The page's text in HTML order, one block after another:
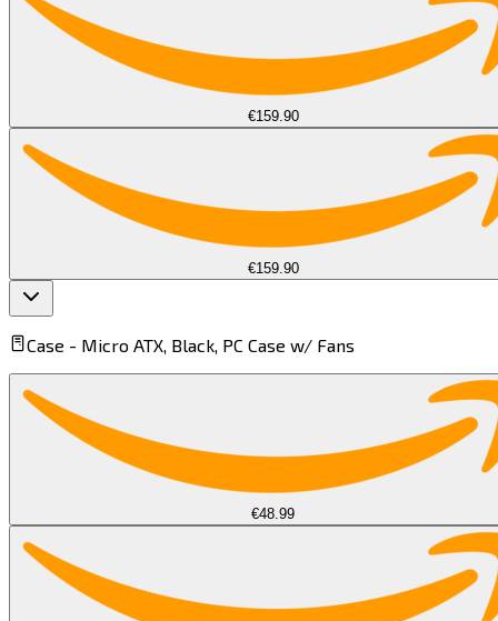
€159.90
€159.90
Case - Micro ATX, Black, PC Case w/ Fans​​​​‌ ‍ ​‍​‍‌‍ ‌ ​‍‌‍‍‌‌‍‌ ‌‍‍‌‌‍ ‍​‍​‍​ ‍‍​‍​‍‌ ​ ‌‍​‌‌‍ ‍‌‍‍‌‌ ‌​‌ ‍‌​‍ ‍‌‍‍‌‌‍ ​‍​‍​‍ ​​‍​‍‌‍‍​‌ ​‍‌‍‌‌‌‍‌‍​‍​‍​ ‍‍​‍​‍​‍ ‌‍​‌‌‍‌​‌‍ ‌‌‍‍‌‌‍ ‍​‍ ‌‍‍‌‌‍ ‍‌ ‌​‌‍‌‌‌‍ ‍‌ ‌​​‍ ‌‍‌‌‌‍‌​‌‍‍‌‌ ‌​​‍ ‌‍ ‌‌‍ ‌‍‌​‌‍‌‌​ ‌‌ ​​‌ ​‍‌‍‌‌‌ ​ ‌‍‌‌‌‍ ‍‌ ‌​‌‍​‌‌ ‌​‌‍‍‌‌‍ ‌‍ ‍​ ‍ ‌‍‍‌‌‍‌​​ ‌​ ‌​​ ​‍​ ​​​ ‍‌‌‍‌‍‌‍‌‍‌‍‌‌​ ​‍​‍ ‌​ ‌​‌‍​ ‌‍‌‍​ ‌‌​‍ ‌​ ‌​‌‍​ ​ ‍​‌‍‌‌​‍ ‌​ ‍‌​ ‌‍​ ‍‌​ ​ ​‍ ‌​ ‍‌​ ‍‌​ ‍​​ ‍​‌‍‌​‌‍​ ‌‍‌‍‌‍​ ​ ​​‌‍‌​​ ​‌​ ‌‍​ ‍ ‌ ‌​‌ ‍‌‌ ​​‌‍‌‌​ ‌‌ ​​‌‍​ ‌‍​ ‌‍​‌‌ ​ ‌‍‌‌​ ‍ ‌ ​​‌‍​‌‌ ‌​‌‍‍​​ ‌‌‍ ‍‌‍​‌‌‍ ‌‌‍‌‌​ ‌‍​‍‌‍​‌‌ ​ ‌‍‌‌‌‌‌‌‌ ​‍‌‍ ​​ ‌​‍‌‌​ ​‍‌​‌‍‌‍​‌‌‍‌​‌‍ ‌‌‍‍‌‌‍ ‍​‍‌‍‌‍‍‌‌‍‌​​ ‌​ ‌​​ ​‍​ ​​​ ‍‌‌‍‌‍‌‍‌‍‌‍‌‌​ ​‍​‍ ‌​ ‌​‌‍​ ‌‍‌‍​ ‌‌​‍ ‌​ ‌​‌‍​ ​ ‍​‌‍‌‌​‍ ‌​ ‍‌​ ‌‍​ ‍‌​ ​ ​‍ ‌​ ‍‌​ ‍‌​ ‍​​ ‍​‌‍‌​‌‍​ ‌‍‌‍‌‍​ ​ ​​‌‍‌​​ ​‌​ ‌‍​‍‌‍‌ ‌​‌ ‍‌‌ ​​‌‍‌‌​ ‌‌ ​​‌‍​ ‌‍​ ‌‍​‌‌ ​ ‌‍‌‌​‍‌‍‌ ​​‌‍​‌‌ ‌​‌‍‍​​ ‌‌‍ ‍‌‍​‌‌‍ ‌‌‍‌‌​‍‌‍‌ ​​‌‍‌‌‌ ​‍‌ ​ ‌ ​​‌‍‌‌‌‍​ ‌ ‌​‌‍‍‌‌ ‌‍‌‍‌‌​ ‌‌ ​​‌ ‌‌‌‍​‍‌‍ ​‌‍‍‌‌ ​ ‌‍‍​‌‍‌‌‌‍‌​​‍​‍‌ ‌
€48.99